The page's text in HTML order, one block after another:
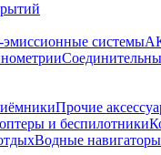
эмиссионные системы
Прочие
и беспилотники
Водные навигаторы